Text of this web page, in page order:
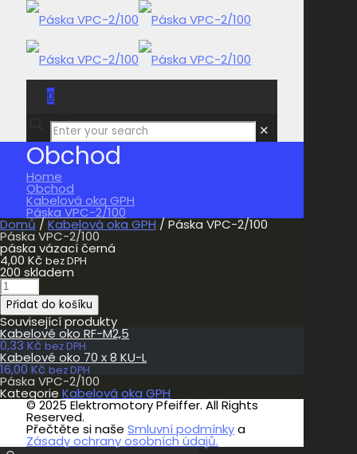
0
0,00 Kč
✕
Obchod
Home
Obchod
Kabelová oka GPH
Páska VPC-2/100
Domů / Kabelová oka GPH / Páska VPC-2/100
Páska VPC-2/100
páska vázací černá
4,00 Kč bez DPH
200 skladem
Páska
VPC-
2/100
množství
Přidat do košíku
Související produkty
Kabelové oko RF-M2,5
0,33 Kč bez DPH
Kabelové oko 70 x 8 KU-L
16,00 Kč bez DPH
Páska VPC-2/100
Kategorie Kabelová oka GPH
© 2025 Elektromotory Pfeiffer. All Rights
Reserved.
Přečtěte si naše Smluvní podmínkya
Zásady ochrany osobních údajů.